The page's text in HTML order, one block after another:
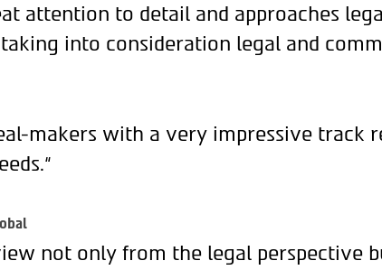
attention to detail and approaches
into consideration legal and
makers with a very impressive track
not only from the legal perspective